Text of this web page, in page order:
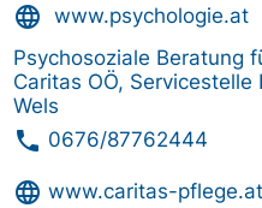
language
www.psychologie.at
Psychosoziale Beratung
Caritas OÖ,
Wels
phone 0676/87762444
language www.caritas-pflege.at